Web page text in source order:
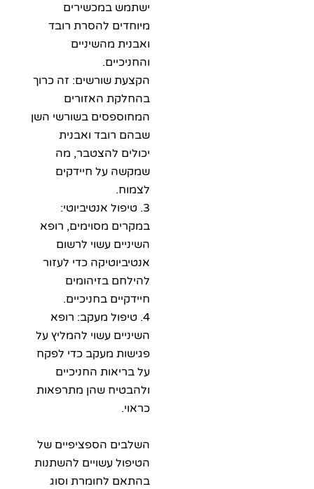
ישתמש במכשירים
מיוחדים להסרת רובד
ואבנית מהשיניים
הקצעת שורשים: זה כרוך
בהחלקת האזורים
המחוספסים בשורשי השן
שבהם רובד ואבנית
יכולים להצטבר, מה
שמקשה על חיידקים
3. טיפול אנטיביוטי:
במקרים מסוימים, רופא
השיניים עשוי לרשום
אנטיביוטיקה כדי לעזור
להילחם בזיהומים
חיידקיים בחניכיים.
4. טיפול מעקב: רופא
השיניים עשוי להמליץ על
פגישות מעקב כדי לפקח
על בריאות החניכיים
ולהבטיח שהן מתרפאות
השלבים הספציפיים של
הטיפול עשויים להשתנות
בהתאם לחומרת וסוג